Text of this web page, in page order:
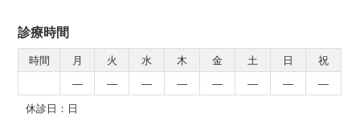
診療時間
時間 月 火 水 木 金 土 日
祝
―
― ― ― ― ― ―
―
休診日：日